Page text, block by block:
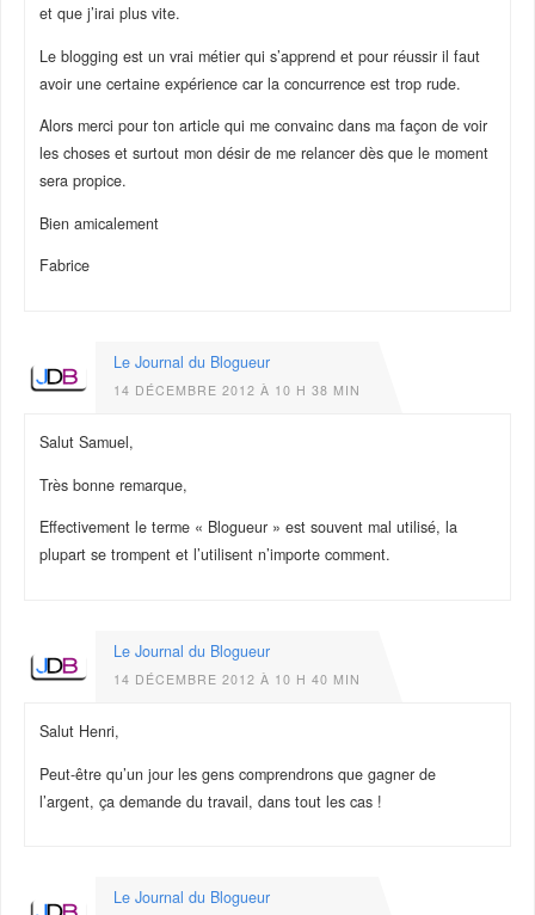
et que j’irai plus vite.
Le blogging est un vrai métier qui s’apprend et pour réussir il faut
avoir une certaine expérience car la concurrence est trop rude.
Alors merci pour ton article qui me convainc dans ma façon de voir
les choses et surtout mon désir de me relancer dès que le moment
sera propice.
Bien amicalement
Fabrice
Le Journal du Blogueur
14 DÉCEMBRE 2012 À 10 H 38 MIN
Salut Samuel,
Très bonne remarque,
Effectivement le terme « Blogueur » est souvent mal utilisé, la
plupart se trompent et l’utilisent n’importe comment.
Le Journal du Blogueur
14 DÉCEMBRE 2012 À 10 H 40 MIN
Salut Henri,
Peut-être qu’un jour les gens comprendrons que gagner de
l’argent, ça demande du travail, dans tout les cas !
Le Journal du Blogueur